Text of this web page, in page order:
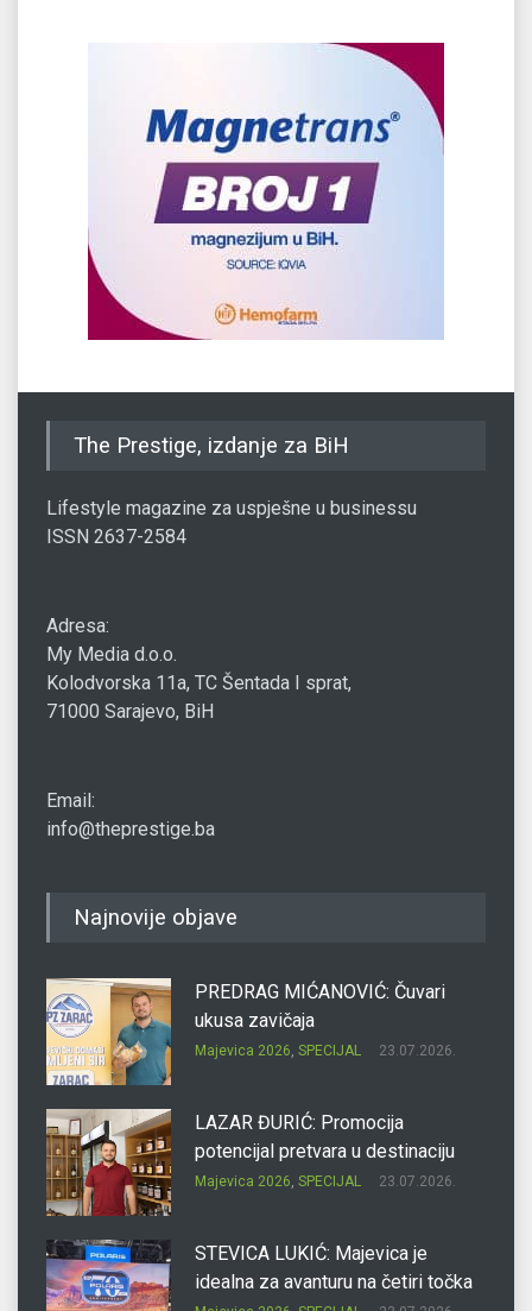
The Prestige, izdanje za BiH
Lifestyle magazine za uspješne u businessu
ISSN 2637-2584
Adresa:
My Media d.o.o.
Kolodvorska 11a, TC Šentada I sprat,
71000 Sarajevo, BiH
Email:
info@theprestige.ba
Najnovije objave
PREDRAG MIĆANOVIĆ: Čuvari
ukusa zavičaja
Majevica 2026, SPECIJAL 23.07.2026.
LAZAR ĐURIĆ: Promocija
potencijal pretvara u destinaciju
Majevica 2026, SPECIJAL 23.07.2026.
STEVICA LUKIĆ: Majevica je
idealna za avanturu na četiri točka